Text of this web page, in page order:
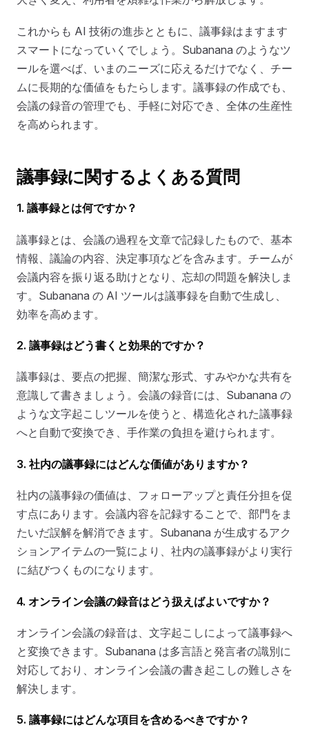
これからも AI 技術の進歩とともに、議事録はますます
スマートになっていくでしょう。Subanana のようなツ
ールを選べば、いまのニーズに応えるだけでなく、チー
ムに長期的な価値をもたらします。議事録の作成でも、
会議の録音の管理でも、手軽に対応でき、全体の生産性
を高められます。
議事録に関するよくある質問
1. 議事録とは何ですか？
議事録とは、会議の過程を文章で記録したもので、基本
情報、議論の内容、決定事項などを含みます。チームが
会議内容を振り返る助けとなり、忘却の問題を解決しま
す。Subanana の AI ツールは議事録を自動で生成し、
効率を高めます。
2. 議事録はどう書くと効果的ですか？
議事録は、要点の把握、簡潔な形式、すみやかな共有を
意識して書きましょう。会議の録音には、Subanana の
ような文字起こしツールを使うと、構造化された議事録
へと自動で変換でき、手作業の負担を避けられます。
3. 社内の議事録にはどんな価値がありますか？
社内の議事録の価値は、フォローアップと責任分担を促
す点にあります。会議内容を記録することで、部門をま
たいだ誤解を解消できます。Subanana が生成するアク
ションアイテムの一覧により、社内の議事録がより実行
に結びつくものになります。
4. オンライン会議の録音はどう扱えばよいですか？
オンライン会議の録音は、文字起こしによって議事録へ
と変換できます。Subanana は多言語と発言者の識別に
対応しており、オンライン会議の書き起こしの難しさを
解決します。
5. 議事録にはどんな項目を含めるべきですか？